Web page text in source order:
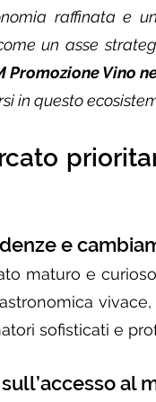
raffinata e
un asse
Promozione Vino
in questo
e
maturo e
sofisticati e
al